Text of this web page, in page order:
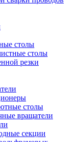
столы
столы
резки
столы
вращатели
секции